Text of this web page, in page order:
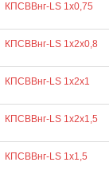
КПСВВнг-LS 1х0,75
КПСВВнг-LS 1х2х0,8
КПСВВнг-LS 1х2х1
КПСВВнг-LS 1х2х1,5
КПСВВнг-LS 1х1,5